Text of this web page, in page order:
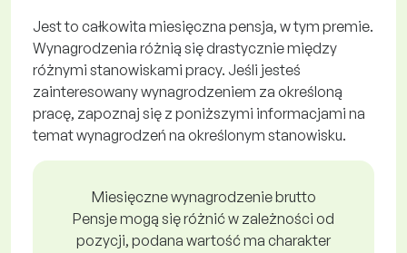
Jest to całkowita miesięczna pensja, w tym premie.
Wynagrodzenia różnią się drastycznie między
różnymi stanowiskami pracy. Jeśli jesteś
zainteresowany wynagrodzeniem za określoną
pracę, zapoznaj się z poniższymi informacjami na
temat wynagrodzeń na określonym stanowisku.
Miesięczne wynagrodzenie brutto
Pensje mogą się różnić w zależności od
pozycji, podana wartość ma charakter